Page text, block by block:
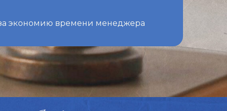
за экономию времени менеджера